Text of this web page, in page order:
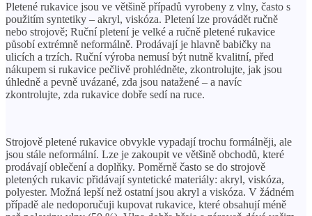
Pletené rukavice jsou ve většině případů vyrobeny z vlny, často s
použitím syntetiky – akryl, viskóza. Pletení lze provádět ručně
nebo strojově; Ruční pletení je velké a ručně pletené rukavice
působí extrémně neformálně. Prodávají je hlavně babičky na
ulicích a trzích. Ruční výroba nemusí být nutně kvalitní, před
nákupem si rukavice pečlivě prohlédněte, zkontrolujte, jak jsou
úhledně a pevně uvázané, zda jsou natažené – a navíc
zkontrolujte, zda rukavice dobře sedí na ruce.
Strojově pletené rukavice obvykle vypadají trochu formálněji, ale
jsou stále neformální. Lze je zakoupit ve většině obchodů, které
prodávají oblečení a doplňky. Poměrně často se do strojově
pletených rukavic přidávají syntetické materiály: akryl, viskóza,
polyester. Možná lepší než ostatní jsou akryl a viskóza. V žádném
případě ale nedoporučuji kupovat rukavice, které obsahují méně